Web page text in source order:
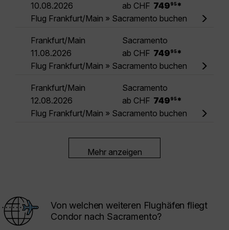
10.08.2026
ab CHF 749 95 *
Flug Frankfurt/Main » Sacramento buchen
Frankfurt/Main
Sacramento
11.08.2026
ab CHF 749 95 *
Flug Frankfurt/Main » Sacramento buchen
Frankfurt/Main
Sacramento
12.08.2026
ab CHF 749 95 *
Flug Frankfurt/Main » Sacramento buchen
Mehr anzeigen
Von welchen weiteren Flughäfen fliegt
Condor nach Sacramento?